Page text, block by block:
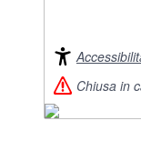
Chiusa in